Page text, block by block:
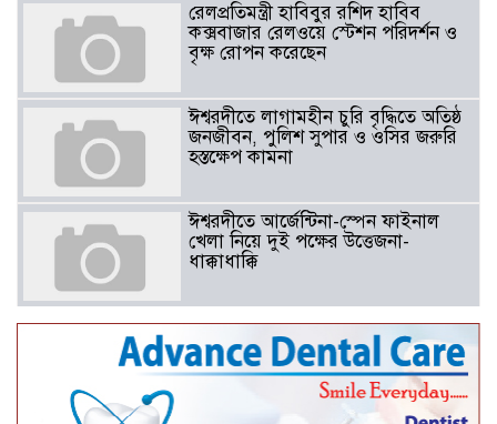
রেলপ্রতিমন্ত্রী হাবিবুর রশিদ হাবিব
কক্সবাজার রেলওয়ে স্টেশন পরিদর্শন ও
বৃক্ষ রোপন করেছেন
ঈশ্বরদীতে লাগামহীন চুরি বৃদ্ধিতে অতিষ্ঠ
জনজীবন, পুলিশ সুপার ও ওসির জরুরি
হস্তক্ষেপ কামনা ​
ঈশ্বরদীতে আর্জেন্টিনা-স্পেন ফাইনাল
খেলা নিয়ে দুই পক্ষের উত্তেজনা-
ধাক্কাধাক্কি
বাংলাদেশসহ বাসযোগ্য পৃথিবী গড়তে
গাছ লাগিয়ে অক্সিজেন ফ্যাক্টরী গড়ে
তোলার বিকল্প নেই——বিএনপির
কেন্দ্রিয় নেতা সাবেক এমপি বীর
মুক্তিযোদ্ধা সিরাজুল ইসলাম সরদার